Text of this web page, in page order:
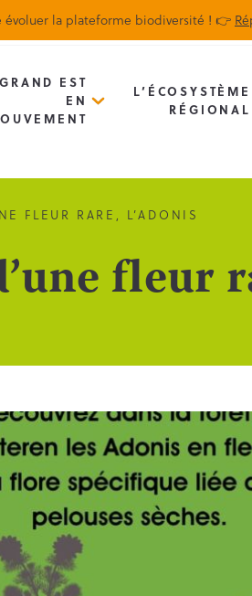
évoluer la plateforme biodiversité ! 👉
EST
EN
L’ÉCOSYSTÈME
RÉGIONAL
FLEUR RARE, L’ADONIS
fleur